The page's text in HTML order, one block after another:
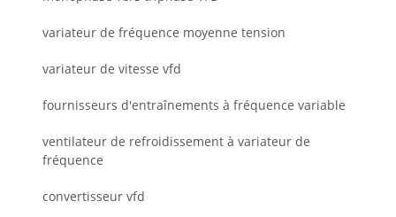
variateur de fréquence moyenne tension
variateur de vitesse vfd
fournisseurs d'entraînements à fréquence variable
ventilateur de refroidissement à variateur de
fréquence
convertisseur vfd